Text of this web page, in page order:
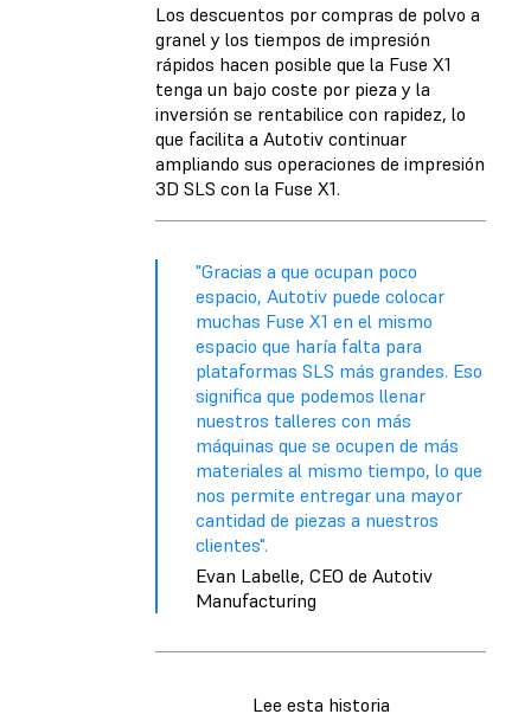
Los descuentos por compras de polvo a
granel y los tiempos de impresión
rápidos hacen posible que la Fuse X1
tenga un bajo coste por pieza y la
inversión se rentabilice con rapidez, lo
que facilita a Autotiv continuar
ampliando sus operaciones de impresión
3D SLS con la Fuse X1.
"Gracias a que ocupan poco
espacio, Autotiv puede colocar
muchas Fuse X1 en el mismo
espacio que haría falta para
plataformas SLS más grandes. Eso
significa que podemos llenar
nuestros talleres con más
máquinas que se ocupen de más
materiales al mismo tiempo, lo que
nos permite entregar una mayor
cantidad de piezas a nuestros
clientes".
Evan Labelle, CEO de Autotiv
Manufacturing
Lee esta historia